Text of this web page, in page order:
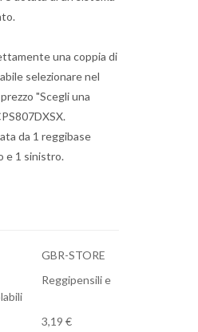
una coppia di
selezionare nel
"Scegli una
da 1 reggibase
e 1 sinistro.
GBR-STORE
Reggipensili e
3,19 €